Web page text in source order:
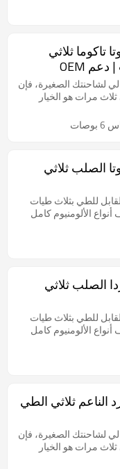
تاكوما ثلاثي
لشاحنتك الصغيرة، فإن
مرات هو الخيار
الصلب ثلاثي
للطي بثلاث طيات
الألومنيوم كامل
الصلب ثلاثي
للطي بثلاث طيات
الألومنيوم كامل
ثلاثي الطي
لشاحنتك الصغيرة، فإن
مرات هو الخيار